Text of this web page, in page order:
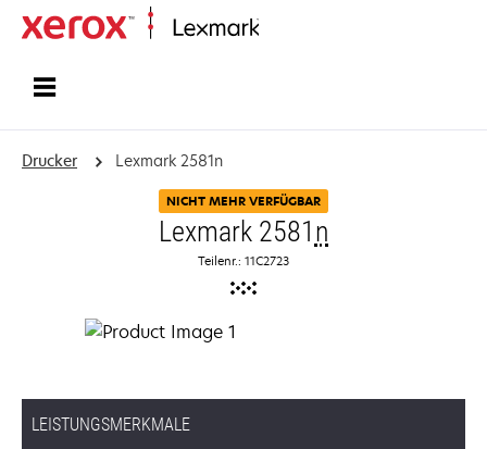
Drucker Lexmark 2581n
NICHT MEHR VERFÜGBAR
Lexmark 2581 n
Teilenr.: 11C2723
LEISTUNGSMERKMALE